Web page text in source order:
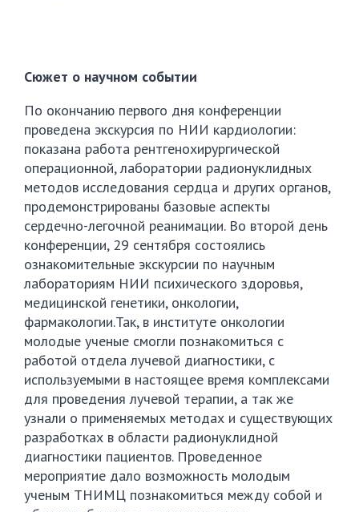
Сюжет о научном событии
По окончанию первого дня конференции
проведена экскурсия по НИИ кардиологии:
показана работа рентгенохирургической
операционной, лаборатории радионуклидных
методов исследования сердца и других органов,
продемонстрированы базовые аспекты
сердечно-легочной реанимации. Во второй день
конференции, 29 сентября состоялись
ознакомительные экскурсии по научным
лабораториям НИИ психического здоровья,
медицинской генетики, онкологии,
фармакологии.Так, в институте онкологии
молодые ученые смогли познакомиться с
работой отдела лучевой диагностики, с
используемыми в настоящее время комплексами
для проведения лучевой терапии, а так же
узнали о применяемых методах и существующих
разработках в области радионуклидной
диагностики пациентов. Проведенное
мероприятие дало возможность молодым
ученым ТНИМЦ познакомиться между собой и